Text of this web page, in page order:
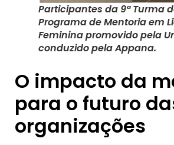
Participantes da 9ª Turma
Programa de Mentoria em
Feminina promovido pela
conduzido pela Appana.
O impacto da
para o futuro
organizações